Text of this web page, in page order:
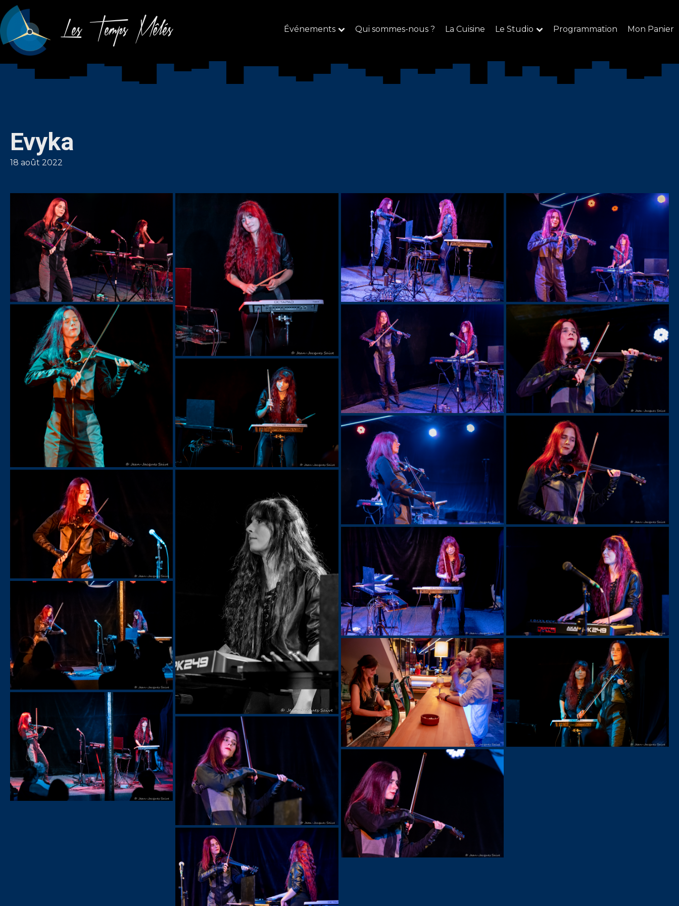
Les Temps Mêlés Événements Qui sommes-nous ? La Cuisine Le Studio Programmation Mon Panier
Evyka
18 août 2022